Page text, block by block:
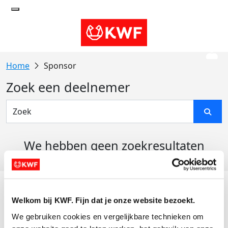
Welkom bij KWF. Fijn dat je onze website bezoekt.
We gebruiken cookies en vergelijkbare technieken om
Sponsor
Zoek een deelnemer
We hebben geen zoekresultaten
Actiematerialen
Evenementen